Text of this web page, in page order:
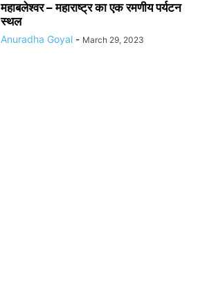
महाबलेश्वर – महाराष्ट्र का एक रमणीय पर्यटन
स्थल
Anuradha Goyal - March 29, 2023